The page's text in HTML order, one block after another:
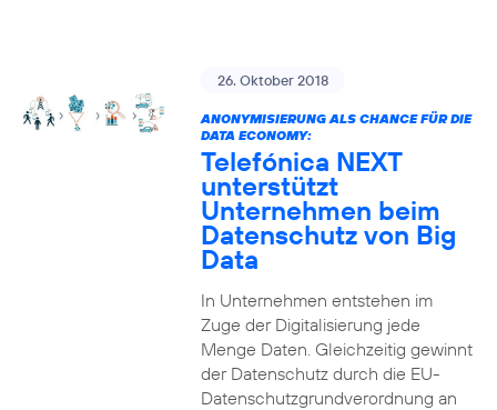
26. Oktober 2018
ANONYMISIERUNG ALS CHANCE FÜR DIE
DATA ECONOMY:
Telefónica NEXT
unterstützt
Unternehmen beim
Datenschutz von Big
Data
In Unternehmen entstehen im
Zuge der Digitalisierung jede
Menge Daten. Gleichzeitig gewinnt
der Datenschutz durch die EU-
Datenschutzgrundverordnung an